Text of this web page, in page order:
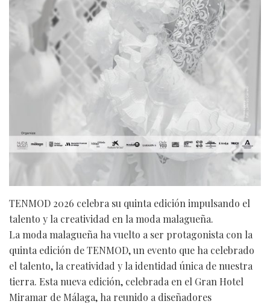
TENMOD 2026 celebra su quinta edición impulsando el
talento y la creatividad en la moda malagueña.
La moda malagueña ha vuelto a ser protagonista con la
quinta edición de TENMOD, un evento que ha celebrado
el talento, la creatividad y la identidad única de nuestra
tierra. Esta nueva edición, celebrada en el Gran Hotel
Miramar de Málaga, ha reunido a diseñadores